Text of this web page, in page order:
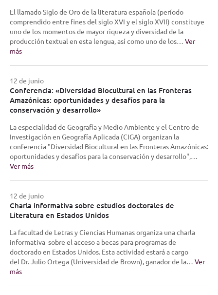
El llamado Siglo de Oro de la literatura española (período
comprendido entre fines del siglo XVI y el siglo XVII) constituye
uno de los momentos de mayor riqueza y diversidad de la
producción textual en esta lengua, así como uno de los… Ver
más
12 de junio
Conferencia: «Diversidad Biocultural en las Fronteras
Amazónicas: oportunidades y desafíos para la
conservación y desarrollo»
La especialidad de Geografía y Medio Ambiente y el Centro de
Investigación en Geografía Aplicada (CIGA) organizan la
conferencia "Diversidad Biocultural en las Fronteras Amazónicas:
oportunidades y desafíos para la conservación y desarrollo",…
Ver más
12 de junio
Charla informativa sobre estudios doctorales de
Literatura en Estados Unidos
La facultad de Letras y Ciencias Humanas organiza una charla
informativa sobre el acceso a becas para programas de
doctorado en Estados Unidos. Esta actividad estará a cargo
del Dr. Julio Ortega (Universidad de Brown), ganador de la… Ver
más